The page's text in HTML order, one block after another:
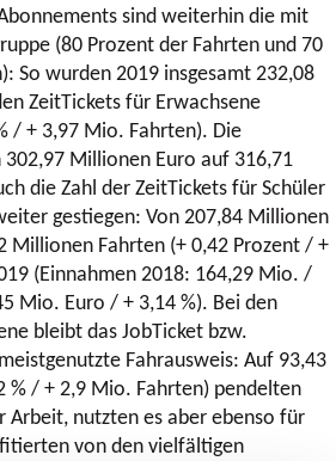
sind weiterhin die mit
(80 Prozent der Fahrten und 70
So wurden 2019 insgesamt 232,08
ZeitTickets für Erwachsene
/ + 3,97 Mio. Fahrten). Die
Millionen Euro auf 316,71
die Zahl der ZeitTickets für Schüler
gestiegen: Von 207,84 Millionen
Millionen Fahrten (+ 0,42 Prozent / +
(Einnahmen 2018: 164,29 Mio. /
Mio. Euro / + 3,14 %). Bei den
bleibt das JobTicket bzw.
Fahrausweis: Auf 93,43
% / + 2,9 Mio. Fahrten) pendelten
nutzten es aber ebenso für
von den vielfältigen